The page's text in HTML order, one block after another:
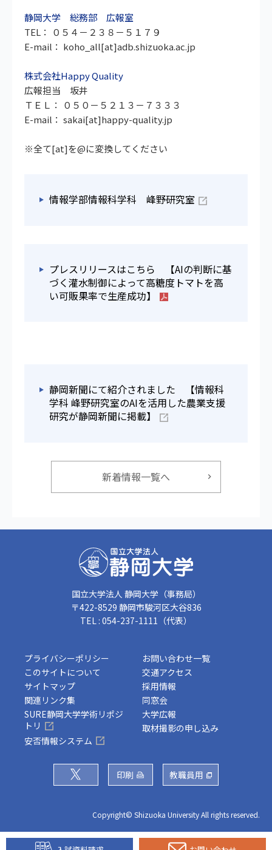
静岡大学 総務部 広報室
TEL： ０５４－２３８－５１７９
E-mail： koho_all[at]adb.shizuoka.ac.jp
株式会社Happy Quality
広報担当 坂井
ＴＥＬ： ０５０－５２１３－７３３３
E-mail： sakai[at]happy-quality.jp
※全て[at]を@に変換してください
情報学部情報科学科 峰野研究室
プレスリリースはこちら 【AIの判断に基
づく灌水制御によって高糖度トマトを高
い可販果率で生産成功】
静岡新聞にて紹介されました 【情報科
学科 峰野研究室のAIを活用した農業支援
研究が静岡新聞に掲載】
新着情報一覧へ
国立大学法人 静岡大学（事務局）
〒422-8529 静岡市駿河区大谷836
TEL : 054-237-1111（代表）
プライバシーポリシー
このサイトについて
サイトマップ
関連リンク集
お問い合わせ一覧
交通アクセス
採用情報
同窓会
SURE静岡大学学術リポジ
トリ
安否情報システム
大学広報
取材撮影の申し込み
印刷 教職員用
Copyright© Shizuoka University All rights reserved.